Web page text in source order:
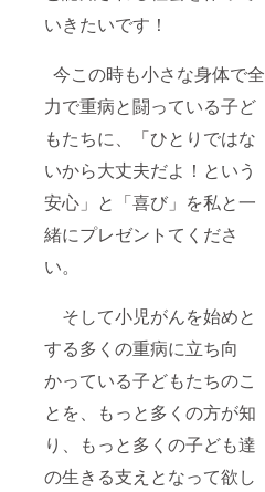
いきたいです！
今この時も小さな身体で全
力で重病と闘っている子ど
もたちに、「ひとりではな
いから大丈夫だよ！という
安心」と「喜び」を私と一
緒にプレゼントてくださ
い。
そして小児がんを始めと
する多くの重病に立ち向
かっている子どもたちのこ
とを、もっと多くの方が知
り、もっと多くの子ども達
の生きる支えとなって欲し